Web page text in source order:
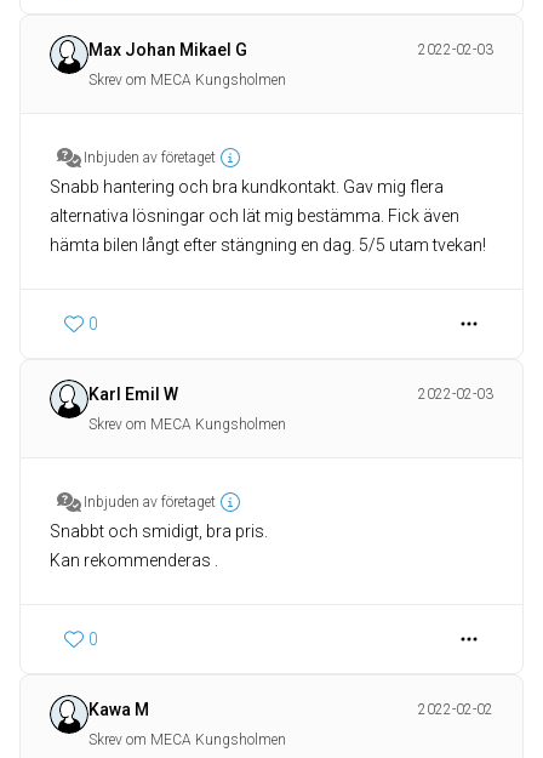
Max Johan Mikael G
2022-02-03
Skrev om MECA Kungsholmen
Inbjuden av företaget
Snabb hantering och bra kundkontakt. Gav mig flera
alternativa lösningar och lät mig bestämma. Fick även
hämta bilen långt efter stängning en dag. 5/5 utam tvekan!
0
Karl Emil W
2022-02-03
Skrev om MECA Kungsholmen
Inbjuden av företaget
Snabbt och smidigt, bra pris.
Kan rekommenderas .
0
Kawa M
2022-02-02
Skrev om MECA Kungsholmen